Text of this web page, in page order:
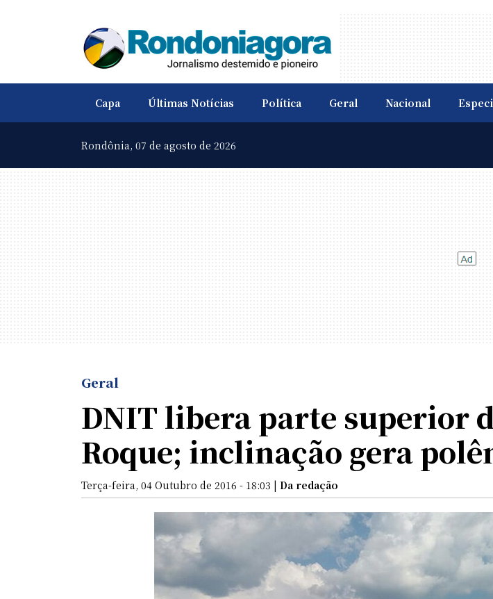
Capa Últimas Notícias Política Geral Nacional
Rondônia, 07 de agosto de 2026
Geral
DNIT libera parte superior
Roque; inclinação gera
Terça-feira, 04 Outubro de 2016 - 18:03 | Da redação